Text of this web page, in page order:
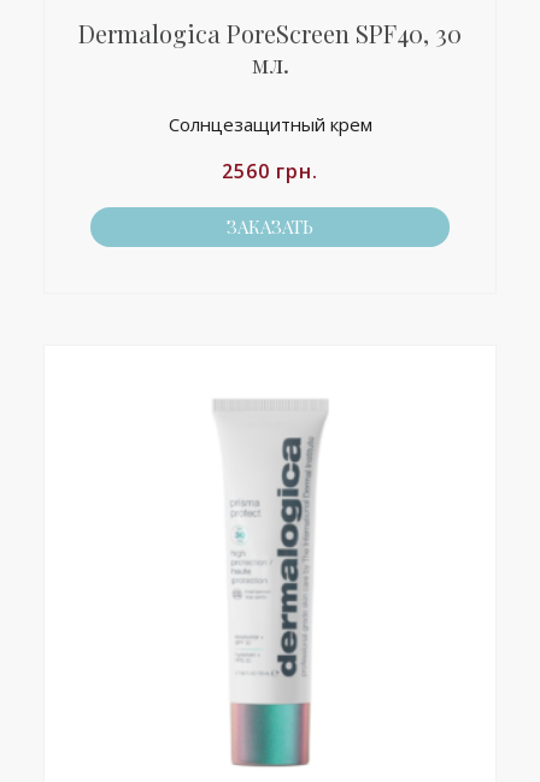
Dermalogica PoreScreen SPF40, 30
мл.
Солнцезащитный крем
2560 грн.
ЗАКАЗАТЬ